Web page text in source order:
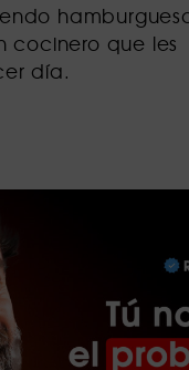
cocinero que les
día.